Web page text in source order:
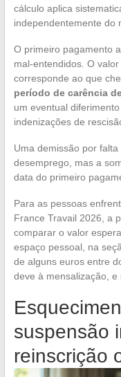
cálculo aplica
independentemente do
O primeiro pagamento
mal-entendidos. O
corresponde ao que
período de carência
um eventual
indenizações de
Uma demissão por
desemprego, mas a
data do primeiro
Para as pessoas
France Travail 2026, a
comparar o valor
espaço pessoal, na
de alguns euros entre
deve à mensalização, e
suspensão
reinscrição